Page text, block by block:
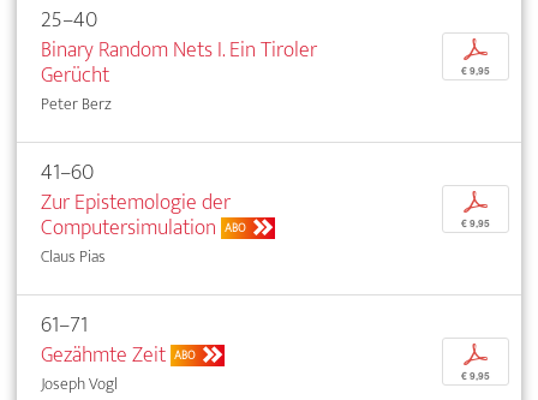
25–40
Binary Random Nets I. Ein Tiroler
Gerücht
Peter Berz
p
€ 9,95
41–60
Zur Epistemologie der
Computersimulation ABO
Claus Pias
p
€ 9,95
61–71
Gezähmte Zeit ABO
Joseph Vogl
p
€ 9,95